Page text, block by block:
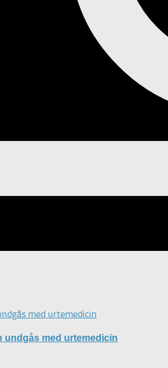
undgås med urtemedicin